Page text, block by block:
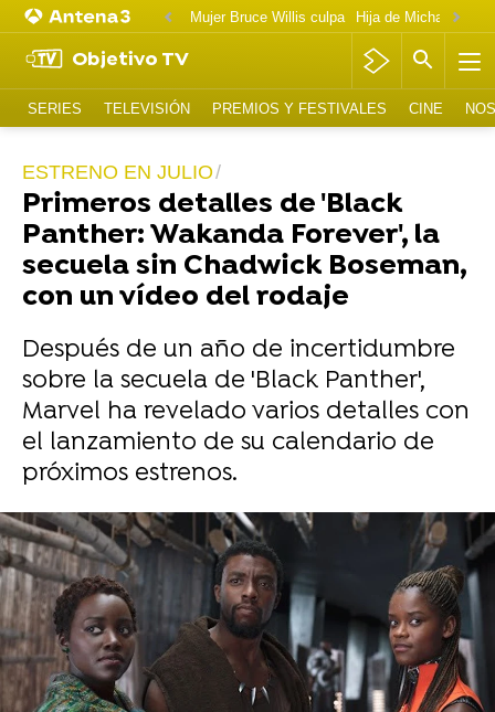
Mujer Bruce Willis culpa
Objetivo TV
SERIES TELEVISIÓN PREMIOS Y FESTIVALES CINE
ESTRENO EN JULIO
Primeros detalles de 'Black
Panther: Wakanda Forever', la
secuela sin Chadwick Boseman,
con un vídeo del rodaje
Después de un año de incertidumbre
sobre la secuela de 'Black Panther',
Marvel ha revelado varios detalles con
el lanzamiento de su calendario de
próximos estrenos.
Se Estrena
Madrid